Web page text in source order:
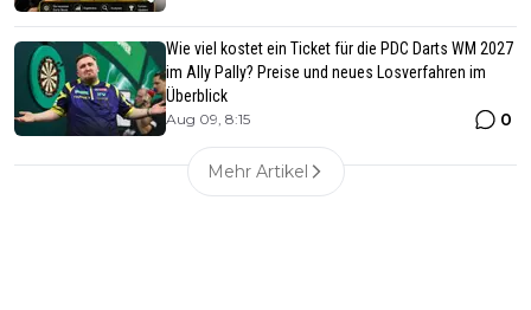
Wie viel kostet ein Ticket für die PDC Darts WM 2027
im Ally Pally? Preise und neues Losverfahren im
Überblick
Aug 09, 8:15 0
Mehr Artikel